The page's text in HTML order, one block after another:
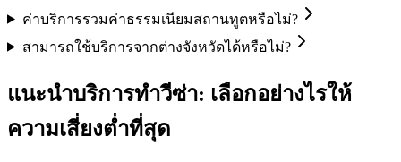
ค่าบริการรวมค่าธรรมเนียมสถานทูตหรือไม่?
สามารถใช้บริการจากต่างจังหวัดได้หรือไม่?
แนะนำบริการทำวีซ่า: เลือกอย่างไรให้
ความเสี่ยงต่ำที่สุด